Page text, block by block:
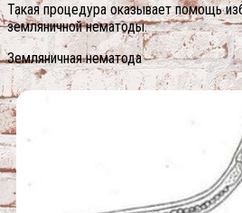
Такая процедура оказывает помощь
земляничной нематоды.
Земляничная нематода